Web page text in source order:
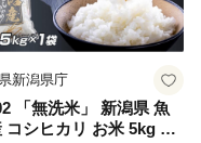
新潟県庁
「無洗米」 新潟県 魚
コシヒカリ お米 5kg こ